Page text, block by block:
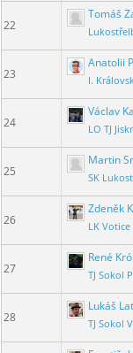
22
Tomáš
23
Anatolii
I.
24
Václav
LO TJ
25
Martin
SK
26
Zdeněk
LK Votice
27
René Król
TJ Sokol
28
Lukáš
TJ Sokol